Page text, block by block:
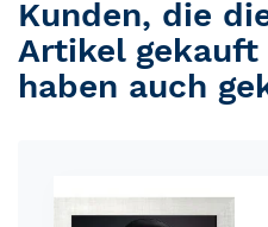
Kunden, die
Artikel gekauft
haben auch
carousel